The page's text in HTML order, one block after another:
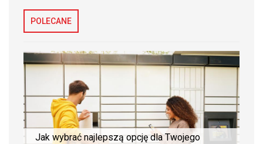
POLECANE
Jak wybrać najlepszą opcję dla Twojego